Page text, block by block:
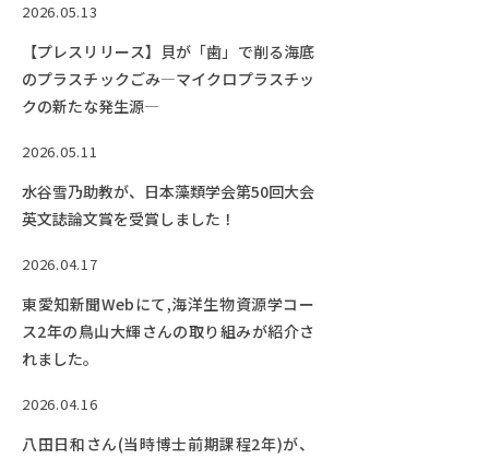
2026.05.13
【プレスリリース】貝が「歯」で削る海底
のプラスチックごみ―マイクロプラスチッ
クの新たな発生源―
2026.05.11
水谷雪乃助教が、日本藻類学会第50回大会
英文誌論文賞を受賞しました！
2026.04.17
東愛知新聞Webにて,海洋生物資源学コー
ス2年の鳥山大輝さんの取り組みが紹介さ
れました。
2026.04.16
八田日和さん(当時博士前期課程2年)が、